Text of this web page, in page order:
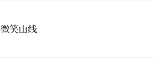
微笑山线